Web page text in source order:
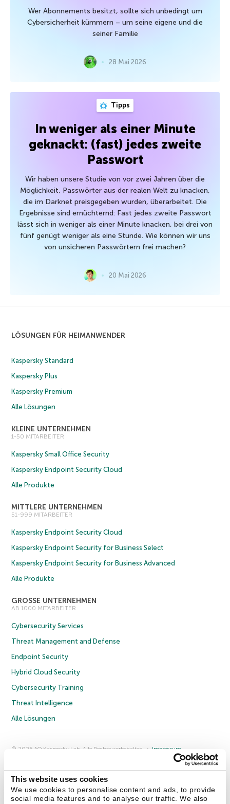
This website uses cookies
We use cookies to personalise content and ads, to provide
social media features and to analyse our traffic. We also
Wer Abonnements besitzt, sollte sich unbedingt um
Cybersicherheit kümmern – um seine eigene und die
seiner Familie
28 Mai 2026
Tipps
In weniger als einer Minute
geknackt: (fast) jedes zweite
Passwort
Wir haben unsere Studie von vor zwei Jahren über die
Möglichkeit, Passwörter aus der realen Welt zu knacken,
die im Darknet preisgegeben wurden, überarbeitet. Die
Ergebnisse sind ernüchternd: Fast jedes zweite Passwort
lässt sich in weniger als einer Minute knacken, bei drei von
fünf genügt weniger als eine Stunde. Wie können wir uns
von unsicheren Passwörtern frei machen?
20 Mai 2026
LÖSUNGEN FÜR HEIMANWENDER
Kaspersky Standard
Kaspersky Plus
Kaspersky Premium
Alle Lösungen
KLEINE UNTERNEHMEN
1-50 MITARBEITER
Kaspersky Small Office Security
Kaspersky Endpoint Security Cloud
Alle Produkte
MITTLERE UNTERNEHMEN
51-999 MITARBEITER
Kaspersky Endpoint Security Cloud
Kaspersky Endpoint Security for Business Select
Kaspersky Endpoint Security for Business Advanced
Alle Produkte
GROSSE UNTERNEHMEN
AB 1000 MITARBEITER
Cybersecurity Services
Threat Management and Defense
Endpoint Security
Hybrid Cloud Security
Cybersecurity Training
Threat Intelligence
Alle Lösungen
© 2026 AO Kaspersky Lab. Alle Rechte vorbehalten.
Impressum
Lizenzvereinbarung B2B
Anmeldung zum Newsletter für B2B-Vertriebspartner
Kontakt Über uns Partner Blog Weitere Informationen